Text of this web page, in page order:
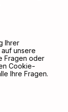
Ihrer
unsere
Fragen oder
Cookie-
Ihre Fragen.